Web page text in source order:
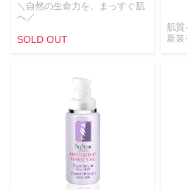
＼自然の生命力を、まっすぐ肌
へ／
SOLD OUT
肌
新